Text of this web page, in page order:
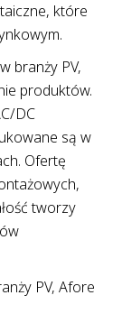
które
branży PV,
produktów.
DC
są w
Ofertę
tworzy
PV, Afore